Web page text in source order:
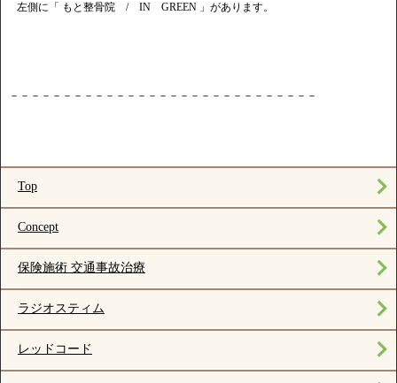
左側に「 もと整骨院 / IN GREEN 」があります。
－－－－－－－－－－－－－－－－－－－－－－－－－－－－－
Top
Concept
保険施術 交通事故治療
ラジオスティム
レッドコード